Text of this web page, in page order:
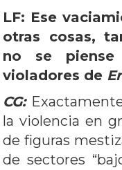
LF: Ese
otras cosas,
no se
violadores de
CG:
la violencia en
de figuras
de sectores